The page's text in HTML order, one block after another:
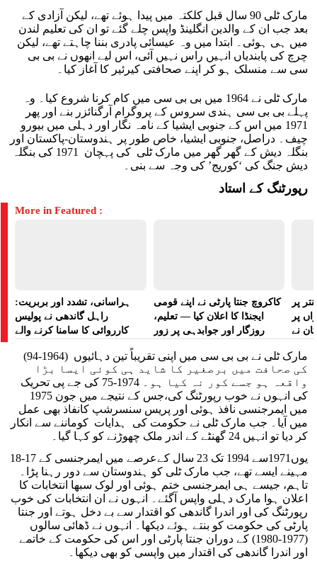
مارک ٹلی 90 سال قبل کلکتہ میں پیدا ہوئے تھے، لیکن آزادی کے
بعد جب ان کے والدین انگلینڈ واپس چلے گئے تو ان کی تعلیم لندن
میں ہی ہوئی۔ ابتدا میں وہ عیسائی پادری بننا چاہتے تھے، لیکن
چرچ کی پابندیاں انہیں راس نہیں آئی، اس لیے انھوں نے بی بی
سی سے منسلک ہو کر اپنے صحافتی کیرئیر کا آغاز کیا۔
مارک ٹلی نے 1964 میں بی بی سی میں کام کرنا شروع کیا۔ وہ
پہلے بی بی سی ہندی سروس کے پروگرام آرگنائزر بنے اور پھر
1971 میں اس کے جنوبی ایشیا کے نامہ نگار اور دہلی میں بیورو
چیف۔ دراصل، جنوبی ایشیا، خاص طور پر ہندوستان-پاکستان اور
بنگلہ دیش کے گھر گھر میں مارک ٹلی کی پہچان 1971 کی بنگلہ
دیش جنگ کی ‘کوریج’ کی وجہ سے بنی۔
رپورٹنگ کے استاد
More in Featured :
ہراسانی، تشدد اور بربریت:
راہل گاندھی نے پولیس
کارروائی کا سامنا کرنے والے
کاکروچ جنتا پارٹی نے اپنے قومی
ایجنڈا کا اعلان کیا — تعلیم،
روزگار اور جوابدہی پر زور
پر
پر
نے
مارک ٹلی نے بی بی سی میں اپنی تقریباً تین دہائیوں (1964-94)
کی صحافت میں برصغیر کا شاید ہی کوئی ایسا بڑا
واقعہ ہو جسے کور نہ کیا ہو۔ 1974-75 کی جے پی تحریک
کی انہوں نے خوب رپورٹنگ کی،جس کے نتیجے میں جون 1975
میں ایمرجنسی نافذ ہوئی اور پریس سنسرشپ کانفاذ بھی عمل
میں آیا۔ جب مارک ٹلی نے حکومت کی ہدایات کوماننے سے انکار
کر دیا تو انہیں 24 گھنٹے کے اندر ملک چھوڑنے کو کہا گیا۔
یوں1971سے 1994 تک 23 سال کےعرصے میں ایمرجنسی کے 17-18
مہینے ایسے تھے، جب مارک ٹلی کو ہندوستان سے دور رہنا پڑا۔
تاہم، جیسے ہی ایمرجنسی ختم ہوئی اور لوک سبھا انتخابات کا
اعلان ہوا مارک دہلی واپس آگئے۔ انہوں نے ان انتخابات کی خوب
رپورٹنگ کی اور اندرا گاندھی کو اقتدار سے بے دخل ہوتے اور جنتا
پارٹی کی حکومت کو بنتے ہوئے دیکھا۔ انہوں نے ڈھائی سالوں
(1977-1980) کے دوران جنتا پارٹی اور اس کی حکومت کے خاتمے
اور اندرا گاندھی کی اقتدار میں واپسی کو بھی دیکھا۔